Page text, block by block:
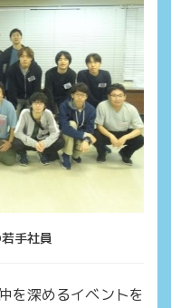
手社員
を深めるイベントを